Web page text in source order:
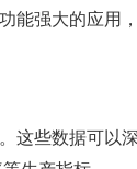
能强大的应用
这些数据可以